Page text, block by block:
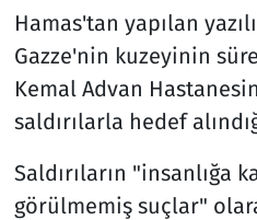
Hamas'tan yapılan
Gazze'nin kuzeyinin
Kemal Advan
saldırılarla hedef
Saldırıların "insanlığa
görülmemiş suçlar"
Spor
Teknoloji ve Bilim
Televizyon